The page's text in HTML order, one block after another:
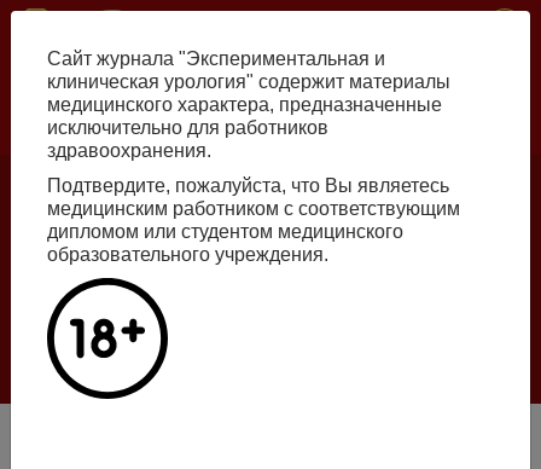
Перейти
основному
содержанию
Номер №2, 2026
Галлюцинации больших языковых моделей
в клинической урологии
Сайт журнала "Экспериментальная и
клиническая урология" содержит материалы
медицинского характера, предназначенные
исключительно для работников
здравоохранения.
Подтвердите, пожалуйста, что Вы являетесь
медицинским работником с соответствующим
дипломом или студентом медицинского
образовательного учреждения.